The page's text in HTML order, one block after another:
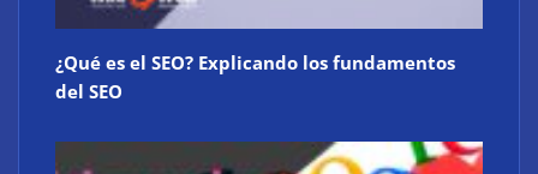
¿Qué es el SEO? Explicando los fundamentos
del SEO